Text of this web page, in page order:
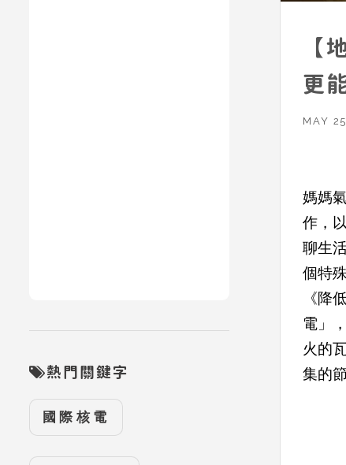
【
更
碳
MAY
媽媽
作，
聊生
個特
《降
電」
火的
集的
熱門關鍵字
國際核電